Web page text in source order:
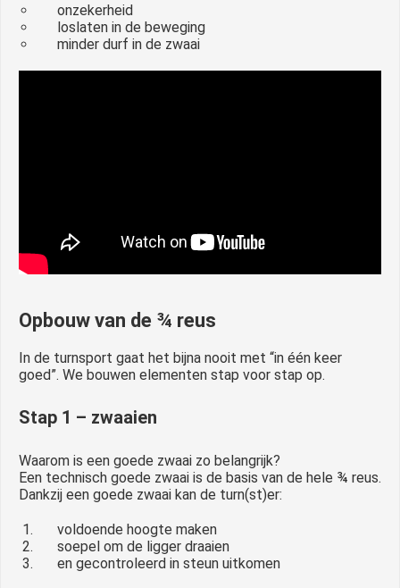
onzekerheid
loslaten in de beweging
minder durf in de zwaai
Opbouw van de ¾ reus
In de turnsport gaat het bijna nooit met “in één keer
goed”. We bouwen elementen stap voor stap op.
Stap 1 – zwaaien
Waarom is een goede zwaai zo belangrijk?
Een technisch goede zwaai is de basis van de hele ¾ reus.
Dankzij een goede zwaai kan de turn(st)er:
voldoende hoogte maken
soepel om de ligger draaien
en gecontroleerd in steun uitkomen